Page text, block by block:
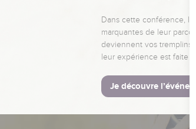
Dans cette conférence,
marquantes de leur
deviennent vos
leur expérience est faite
Je découvre